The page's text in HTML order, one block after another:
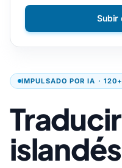
IMPULSADO POR IA ·
islandés
Subir